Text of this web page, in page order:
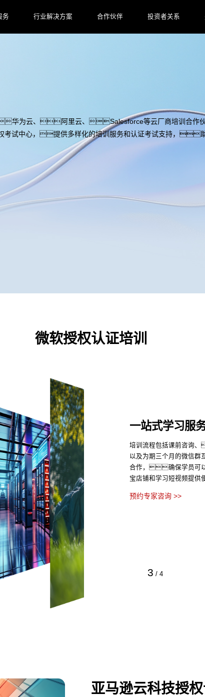
务 行业解决方案 合作伙伴 投资者关系
华为云、阿里云、Salesforce等云厂商培训合作
试中心，提供多样化的培训服务和认证考试支持，
微软授权认证培训
3 / 4
一站式学习服
培训流程包括课前咨
以及为期三个月的微信
合作，确保学员可
宝店铺和学习短视频提
预约专家咨询 >>
亚马逊云科技授权